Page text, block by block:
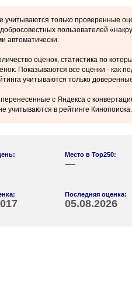
учитываются только проверенные
пользователей
автоматически.
оценок, статистика по
Показываются все оценки - как
учитываются только
с Яндекса с
учитываются в рейтинге Кинопоиска.
Место в Top250:
—
Последняя оценка:
05.08.2026